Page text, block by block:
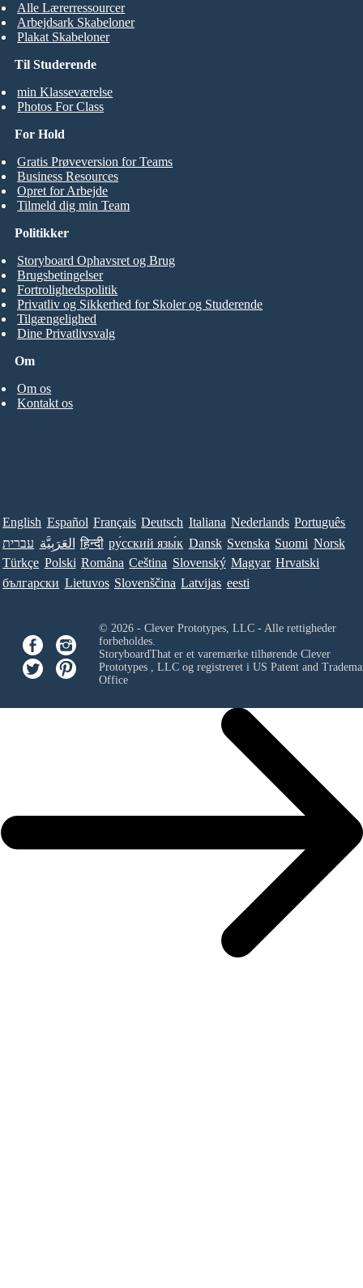
Til Studerende
min Klasseværelse
Photos For Class
Alle Lærerressourcer
Arbejdsark Skabeloner
Plakat Skabeloner
For Hold
Gratis Prøveversion for Teams
Business Resources
Opret for Arbejde
Tilmeld dig min Team
Om
Om os
Kontakt os
Politikker
Storyboard Ophavsret og Brug
Brugsbetingelser
Fortrolighedspolitik
Privatliv og Sikkerhed for Skoler og Studerende
Tilgængelighed
Dine Privatlivsvalg
English Español Français Deutsch Italiana Nederlands Português
עברית العَرَبِيَّة हिन्दी ру́сский язы́к Dansk Svenska Suomi Norsk
Türkçe Polski Româna Ceština Slovenský Magyar Hrvatski
български Lietuvos Slovenščina Latvijas eesti
© 2026 - Clever Prototypes, LLC - Alle rettigheder
forbeholdes.
StoryboardThat er et varemærke tilhørende Clever
Prototypes , LLCog registreret i US Patent and
Office